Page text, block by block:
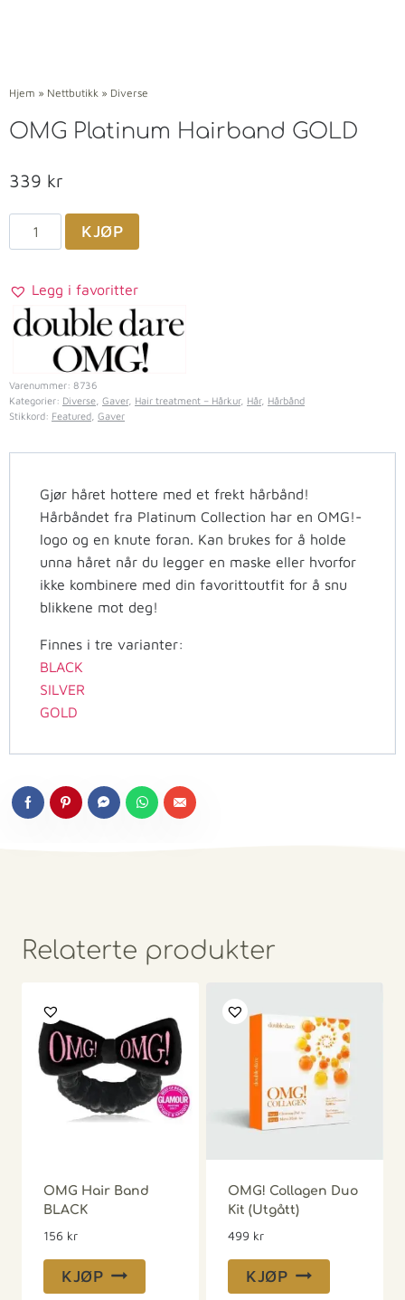
Hjem » Nettbutikk » Diverse
OMG Platinum Hairband GOLD
339 kr
KJØP
Legg i favoritter
Varenummer: 8736
Kategorier: Diverse Gaver, Hair treatment – Hårkur, Hår, Hårbånd
Stikkord: Featured Gaver
Gjør håret hottere med et frekt hårbånd!
Hårbåndet fra Platinum Collection har en OMG!-
logo og en knute foran. Kan brukes for å holde
unna håret når du legger en maske eller hvorfor
ikke kombinere med din favorittoutfit for å snu
blikkene mot deg!
Finnes i tre varianter:
BLACK
SILVER
GOLD
Relaterte produkter
OMG Hair Band
BLACK
156 kr
KJØP
OMG! Collagen Duo
Kit (Utgått)
499 kr
KJØP